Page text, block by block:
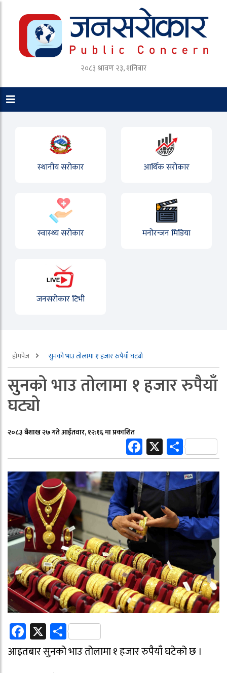
२०८३ श्रावण २३, शनिबार
स्थानीय सरोकार आर्थिक सरोकार
स्वास्थ्य सरोकार मनोरन्जन मिडिया
जनसरोकार टिभी
होमपेज सुनको भाउ तोलामा १ हजार रुपैयाँ घट्यो
सुनको भाउ तोलामा १ हजार रुपैयाँ
घट्यो
२०८३ बैशाख २७ गते आईतवार, १२:१६ मा प्रकाशित
Facebook
XShare
Facebook
X Share
आइतबार सुनको भाउ तोलामा १ हजार रुपैयाँ घटेको छ ।